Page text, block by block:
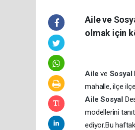
Aile ve
olmak için
Aileve Sosyal
mahalle, ilçe
AileSosyal
modellerini
ediyor.Bu